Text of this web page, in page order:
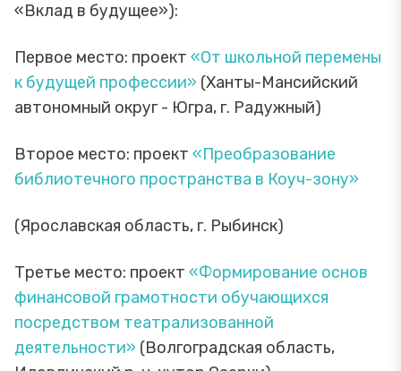
«Вклад в будущее»):
Первое место: проект «От школьной перемены
к будущей профессии» (Ханты-Мансийский
автономный округ - Югра, г. Радужный)
Второе место: проект «Преобразование
библиотечного пространства в Коуч-зону»
(Ярославская область, г. Рыбинск)
Третье место: проект «Формирование основ
финансовой грамотности обучающихся
посредством театрализованной
деятельности» (Волгоградская область,